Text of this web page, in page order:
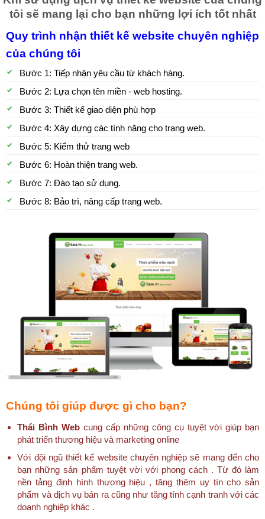
tôi sẽ mang lại cho bạn những lợi ích tốt nhất
Quy trình nhận thiết kế website chuyên nghiệp
của chúng tôi
Bước 1: Tiếp nhận yêu cầu từ khách hàng.
Bước 2: Lựa chọn tên miền - web hosting.
Bước 3: Thiết kế giao diện phù hợp
Bước 4: Xây dựng các tính năng cho trang web.
Bước 5: Kiểm thử trang web
Bước 6: Hoàn thiện trang web.
Bước 7: Đào tạo sử dụng.
Bước 8: Bảo trì, nâng cấp trang web.
Chúng tôi giúp được gì cho bạn?
Thái Bình Web cung cấp những công cụ tuyệt vời giúp bạn
phát triển thương hiệu và marketing online
Với đội ngũ thiết kế website chuyên nghiệp sẽ mang đến cho
bạn những sản phẩm tuyệt vời với phong cách . Từ đó làm
nền tảng định hình thương hiệu , tăng thêm uy tín cho sản
phẩm và dịch vụ bán ra cũng như tăng tính cạnh tranh với các
doanh nghiệp khác .